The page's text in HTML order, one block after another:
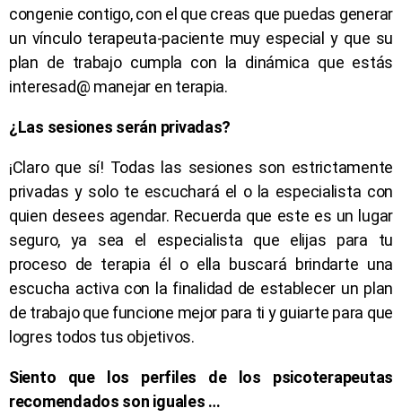
congenie contigo, con el que creas que puedas generar
un vínculo terapeuta-paciente muy especial y que su
plan de trabajo cumpla con la dinámica que estás
interesad@ manejar en terapia.
¿Las sesiones serán privadas?
¡Claro que sí! Todas las sesiones son estrictamente
privadas y solo te escuchará el o la especialista con
quien desees agendar. Recuerda que este es un lugar
seguro, ya sea el especialista que elijas para tu
proceso de terapia él o ella buscará brindarte una
escucha activa con la finalidad de establecer un plan
de trabajo que funcione mejor para ti y guiarte para que
logres todos tus objetivos.
Siento que los perfiles de los psicoterapeutas
recomendados son iguales …